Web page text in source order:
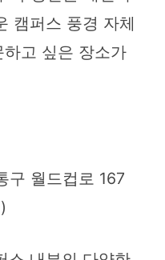
캠퍼스 풍경 자체
고 싶은 장소가
구 월드컵로 167